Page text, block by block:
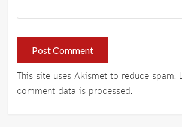
This site uses Akismet to reduce spam.
comment data is processed.